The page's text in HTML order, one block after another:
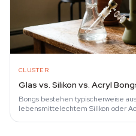
CLUSTER
Glas vs. Silikon vs. Acryl
Bongs bestehen typischerweise
lebensmittelechtem Silikon oder